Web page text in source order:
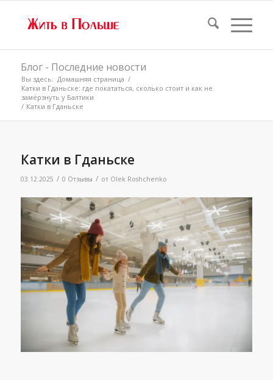
Блог - Последние новости
Вы здесь: Домашняя страница /
Катки в Гданьске: где покататься, сколько стоит и как не
замёрзнуть у Балтики
/ Катки в Гданьске
Катки в Гданьске
03.12.2025 / 0 Отзывы / от Olek Roshchenko